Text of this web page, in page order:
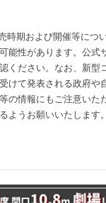
時期および開催等につ
能性があります。公式
ください。なお、新型
けて発表される政府や
の情報にもご注意いた
ようお願いいたします。